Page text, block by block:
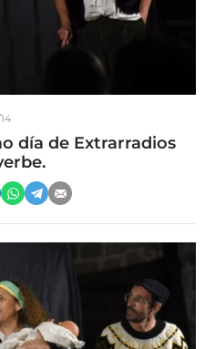
día de Extrarradios